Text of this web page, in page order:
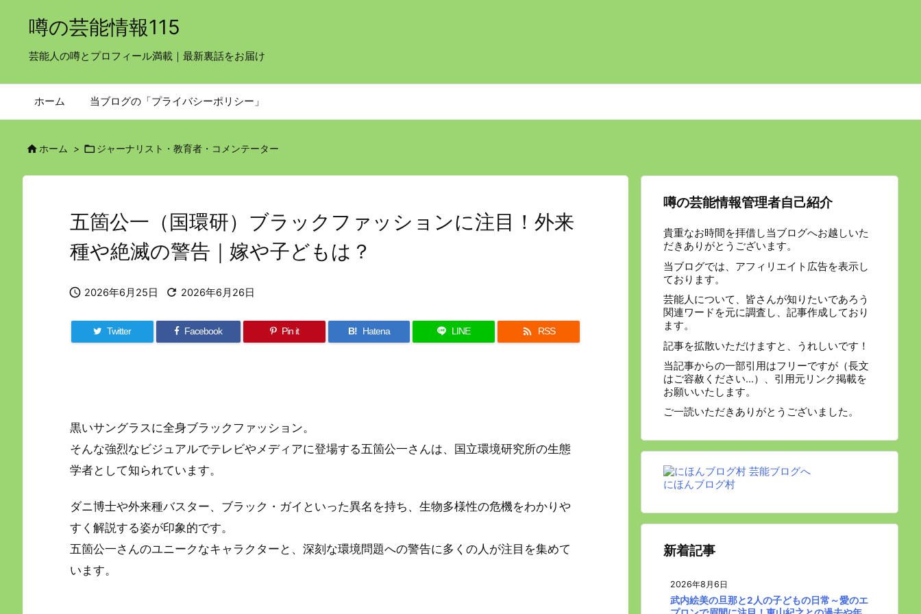
噂の芸能情報115
芸能人の噂とプロフィール満載｜最新裏話をお届け
ホーム 当ブログの「プライバシーポリシー」
ホーム >  ジャーナリスト・教育者・コメンテーター
五箇公一（国環研）ブラックファッションに注目！外来
種や絶滅の警告｜嫁や子どもは？
 2026年6月25日  2026年6月26日
Twitter Facebook Pin it B! Hatena LINE  RSS
黒いサングラスに全身ブラックファッション。
そんな強烈なビジュアルでテレビやメディアに登場する五箇公一さんは、国立環境研究所の生態
学者として知られています。
ダニ博士や外来種バスター、ブラック・ガイといった異名を持ち、生物多様性の危機をわかりや
すく解説する姿が印象的です。
五箇公一さんのユニークなキャラクターと、深刻な環境問題への警告に多くの人が注目を集めて
います。
噂の芸能情報管理者自己紹介
貴重なお時間を拝借し当ブログへお越しいた
だきありがとうございます。
当ブログでは、アフィリエイト広告を表示し
ております。
芸能人について、皆さんが知りたいであろう
関連ワードを元に調査し、記事作成しており
ます。
記事を拡散いただけますと、うれしいです！
当記事からの一部引用はフリーですが（長文
はご容赦ください…）、引用元リンク掲載を
お願いいたします。
ご一読いただきありがとうございました。
にほんブログ村
新着記事
2026年8月6日
武内絵美の旦那と2人の子どもの日常～愛のエ